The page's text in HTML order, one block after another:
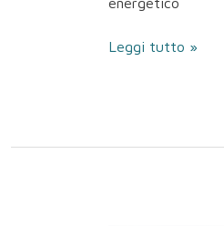
Leggi tutto »